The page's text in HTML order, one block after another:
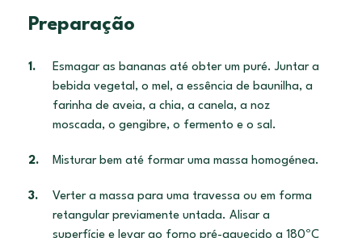
Preparação
Esmagar as bananas até obter um puré. Juntar a
bebida vegetal, o mel, a essência de baunilha, a
farinha de aveia, a chia, a canela, a noz
moscada, o gengibre, o fermento e o sal.
Misturar bem até formar uma massa homogénea.
Verter a massa para uma travessa ou em forma
retangular previamente untada. Alisar a
superfície e levar ao forno pré-aquecido a 180ºC